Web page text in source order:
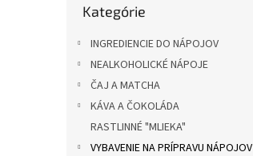
kategórie
Kategórie
INGREDIENCIE DO NÁPOJOV
NEALKOHOLICKÉ NÁPOJE
ČAJ A MATCHA
KÁVA A ČOKOLÁDA
RASTLINNÉ "MLIEKA"
VYBAVENIE NA PRÍPRAVU NÁPOJOV